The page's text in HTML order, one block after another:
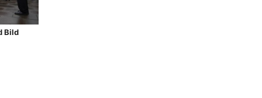
Bild